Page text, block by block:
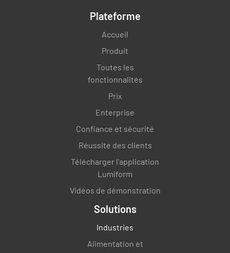
Plateforme
Accueil
Produit
Toutes les
fonctionnalités
Prix
Enterprise
Confiance et sécurité
Réussite des clients
Télécharger l'application
Lumiform
Vidéos de démonstration
Solutions
Industries
Alimentation et